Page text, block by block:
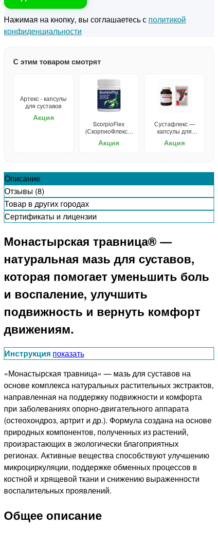
Нажимая на кнопку, вы соглашаетесь с политикой
конфиденциальности
С этим товаром смотрят
Артекс - капсулы
для суставов
Акция
ScorpioFlex
(СкорпиоФлекс) -
суставов
Акция
Сустафлекс —
капсулы для
Акция
Описание
Отзывы (8)
Товар в других городах
Сертификаты и лицензии
Монастырская травница® —
натуральная мазь для суставов,
которая помогает уменьшить боль
и воспаление, улучшить
подвижность и вернуть комфорт
движениям.
Инструкция показать
«Монастырская травница» — мазь для суставов на
основе комплекса натуральных растительных экстрактов,
направленная на поддержку подвижности и комфорта
при заболеваниях опорно-двигательного аппарата
(остеохондроз, артрит и др.). Формула создана на основе
природных компонентов, полученных из растений,
произрастающих в экологически благоприятных
регионах. Активные вещества способствуют улучшению
микроциркуляции, поддержке обменных процессов в
костной и хрящевой ткани и снижению выраженности
воспалительных проявлений.
Общее описание